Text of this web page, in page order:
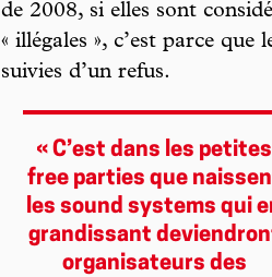
de 2008, si elles sont
« illégales », c’est parce
suivies d’un refus.
« C’est dans les petites
free parties que
les sound systems qui
grandissant
organisateurs des